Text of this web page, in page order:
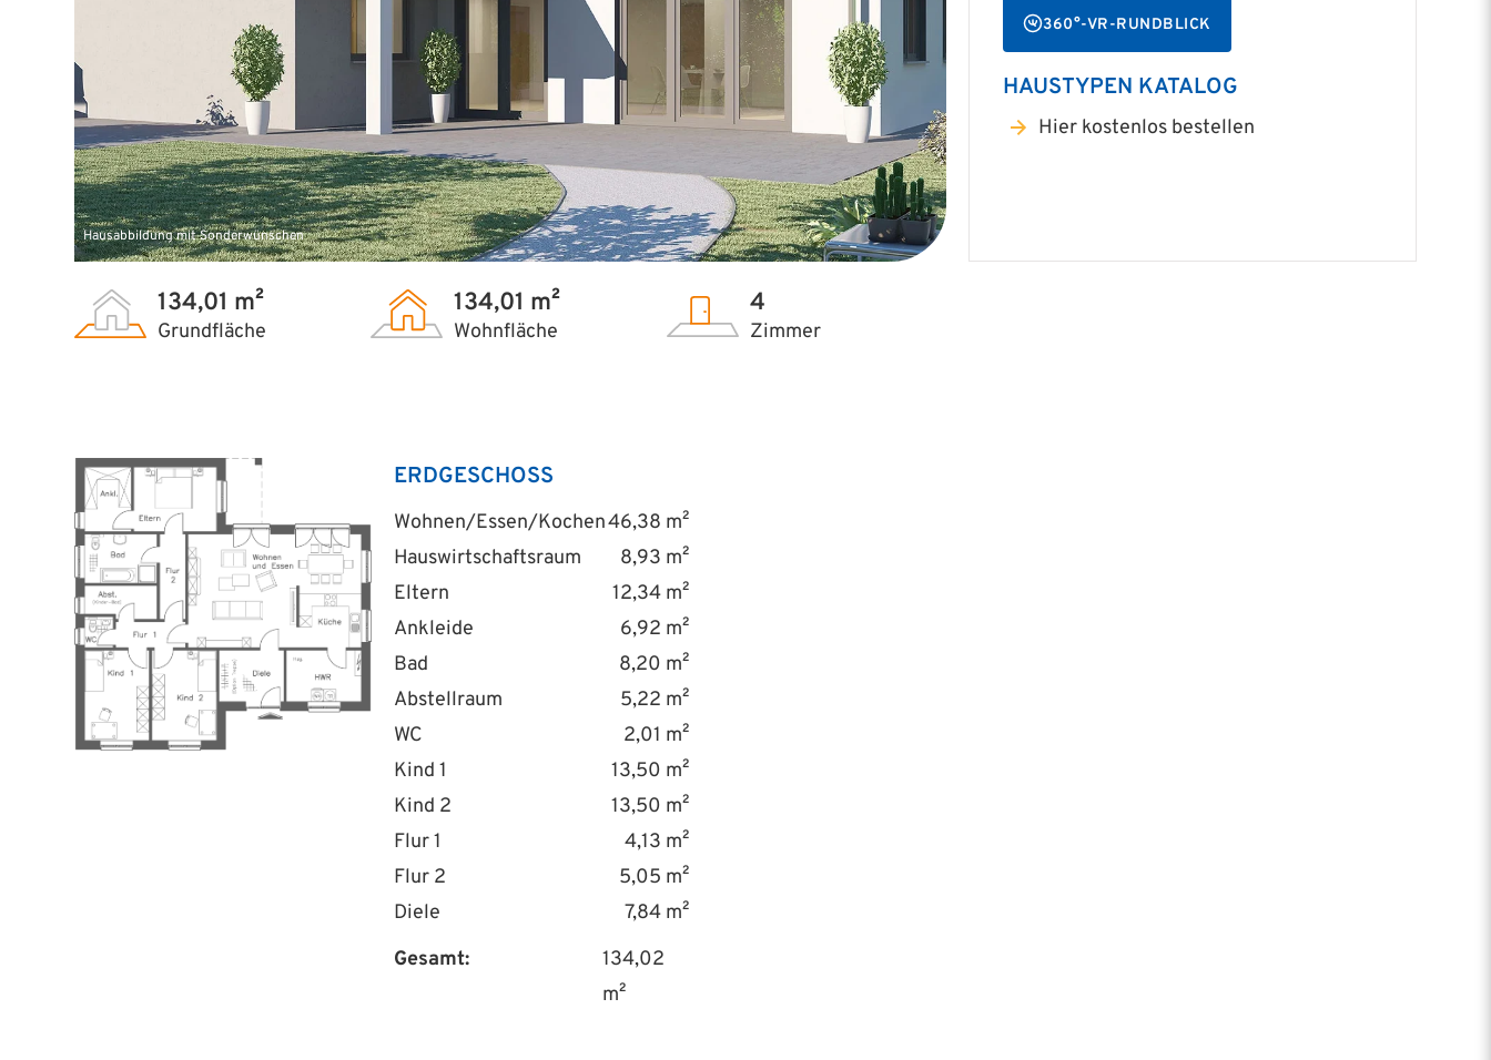
Hausabbildung mit Sonderwünschen
360°-VR-RUNDBLICK
HAUSTYPEN KATALOG
Hier kostenlos bestellen
134,01 m²
Grundfläche
134,01 m²
Wohnfläche
4
Zimmer
ERDGESCHOSS
Wohnen/Essen/Kochen46,38 m²
Hauswirtschaftsraum
8,93 m²
Eltern
12,34 m²
Ankleide
6,92 m²
Bad
8,20 m²
Abstellraum
5,22 m²
WC
2,01 m²
Kind 1
13,50 m²
Kind 2
13,50 m²
Flur 1
4,13 m²
Flur 2
5,05 m²
Diele
7,84 m²
Gesamt:
134,02
m²